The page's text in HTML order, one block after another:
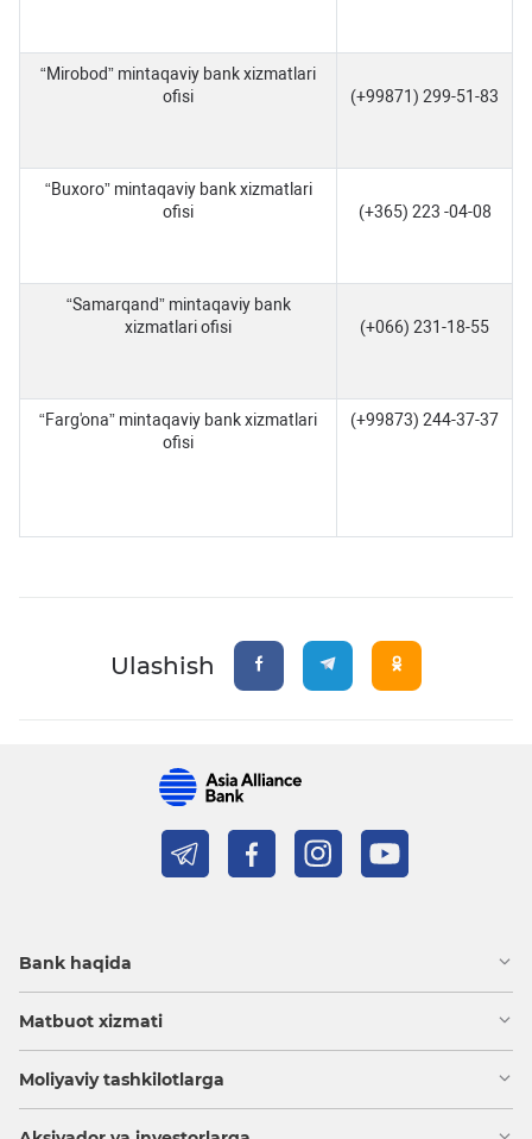
“Mirobod” mintaqaviy bank xizmatlari
ofisi
(+99871) 299-51-83
“Buxoro” mintaqaviy bank xizmatlari
ofisi
(+365) 223 -04-08
“Samarqand” mintaqaviy bank
xizmatlari ofisi
(+066) 231-18-55
“Farg'ona” mintaqaviy bank xizmatlari
ofisi
(+99873) 244-37-37
Ulashish
Bank haqida
Matbuot xizmati
Moliyaviy tashkilotlarga